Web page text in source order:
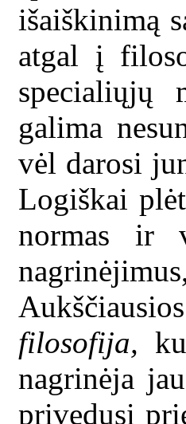
išaiškinimą
atgal į
specialiųjų
galima
vėl darosi
Logiškai
normas ir
filosofija,
nagrinėja jau
privedusi